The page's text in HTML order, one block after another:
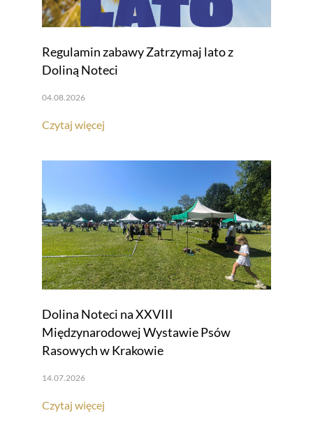
Regulamin zabawy Zatrzymaj lato z
Doliną Noteci
04.08.2026
Czytaj więcej
Dolina Noteci na XXVIII
Międzynarodowej Wystawie Psów
Rasowych w Krakowie
14.07.2026
Czytaj więcej